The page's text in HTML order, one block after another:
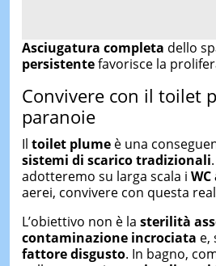
Asciugatura completa dello
persistentefavorisce la
Convivere con il toilet
paranoie
Il toilet plumeè una
sistemi di scarico tradizionali
adotteremo su larga scala i
aerei, convivere con questa
L’obiettivo non è la sterilità
contaminazione incrociata e,
fattore disgusto. In bagno,